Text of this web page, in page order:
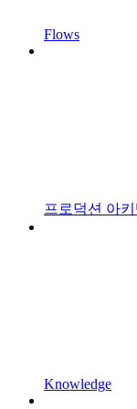
Flows
프로덕션 아키
Knowledge